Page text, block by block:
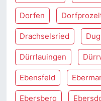
Dorfen
Drachselsried
Dürrlauingen
Ebensfeld
Ebersberg